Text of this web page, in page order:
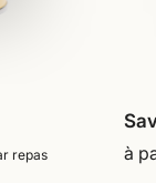
repas
à